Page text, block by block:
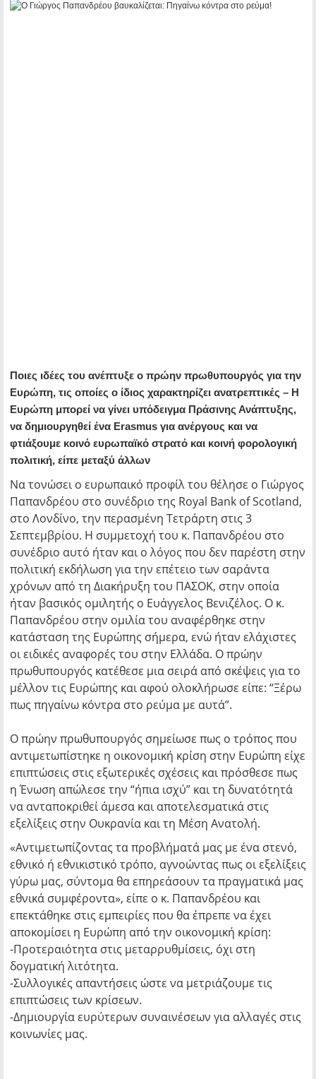
Ποιες ιδέες του ανέπτυξε ο πρώην πρωθυπουργός για την
Ευρώπη, τις οποίες ο ίδιος χαρακτηρίζει ανατρεπτικές – Η
Ευρώπη μπορεί να γίνει υπόδειγμα Πράσινης Ανάπτυξης,
να δημιουργηθεί ένα Erasmus για ανέργους και να
φτιάξουμε κοινό ευρωπαϊκό στρατό και κοινή φορολογική
πολιτική, είπε μεταξύ άλλων
Να τονώσει ο ευρωπαικό προφίλ του θέλησε ο Γιώργος
Παπανδρέου στο συνέδριο της Royal Bank of Scotland,
στο Λονδίνο, την περασμένη Τετράρτη στις 3
Σεπτεμβρίου. Η συμμετοχή του κ. Παπανδρέου στο
συνέδριο αυτό ήταν και ο λόγος που δεν παρέστη στην
πολιτική εκδήλωση για την επέτειο των σαράντα
χρόνων από τη Διακήρυξη του ΠΑΣΟΚ, στην οποία
ήταν βασικός ομιλητής ο Ευάγγελος Βενιζέλος. Ο κ.
Παπανδρέου στην ομιλία του αναφέρθηκε στην
κατάσταση της Ευρώπης σήμερα, ενώ ήταν ελάχιστες
οι ειδικές αναφορές του στην Ελλάδα. Ο πρώην
πρωθυπουργός κατέθεσε μια σειρά από σκέψεις για το
μέλλον τις Ευρώπης και αφού ολοκλήρωσε είπε: “Ξέρω
πως πηγαίνω κόντρα στο ρεύμα με αυτά”.
Ο πρώην πρωθυπουργός σημείωσε πως ο τρόπος που
αντιμετωπίστηκε η οικονομική κρίση στην Ευρώπη είχε
επιπτώσεις στις εξωτερικές σχέσεις και πρόσθεσε πως
η Ένωση απώλεσε την “ήπια ισχύ” και τη δυνατότητά
να ανταποκριθεί άμεσα και αποτελεσματικά στις
εξελίξεις στην Ουκρανία και τη Μέση Ανατολή.
«Αντιμετωπίζοντας τα προβλήματά μας με ένα στενό,
εθνικό ή εθνικιστικό τρόπο, αγνοώντας πως οι εξελίξεις
γύρω μας, σύντομα θα επηρεάσουν τα πραγματικά μας
εθνικά συμφέροντα», είπε ο κ. Παπανδρέου και
επεκτάθηκε στις εμπειρίες που θα έπρεπε να έχει
αποκομίσει η Ευρώπη από την οικονομική κρίση:
-Προτεραιότητα στις μεταρρυθμίσεις, όχι στη
δογματική λιτότητα.
-Συλλογικές απαντήσεις ώστε να μετριάζουμε τις
επιπτώσεις των κρίσεων.
-Δημιουργία ευρύτερων συναινέσεων για αλλαγές στις
κοινωνίες μας.